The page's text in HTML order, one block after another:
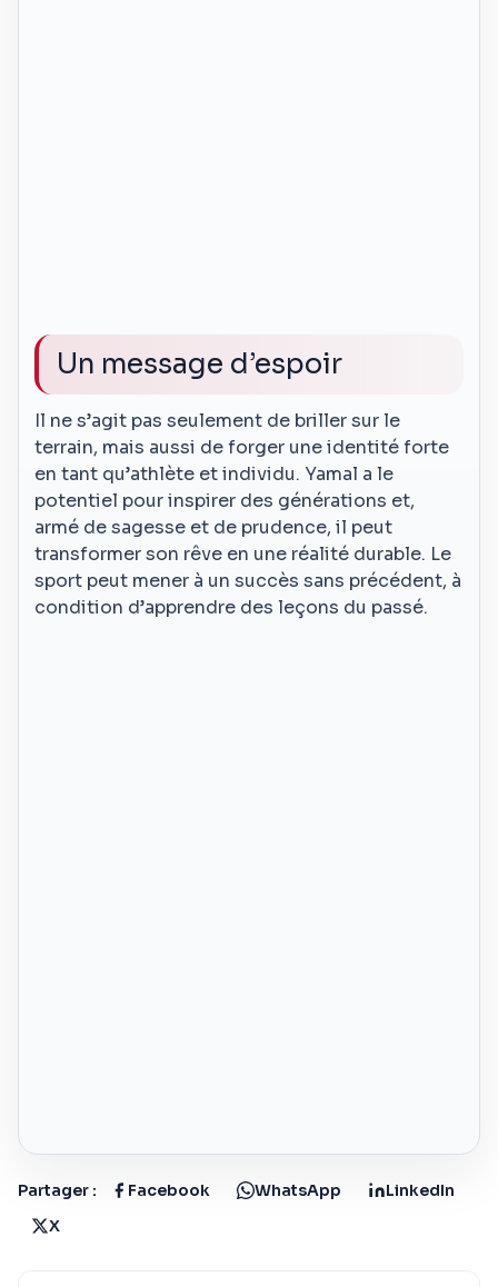
Un message d’espoir
Il ne s’agit pas seulement de briller sur le
terrain, mais aussi de forger une identité forte
en tant qu’athlète et individu. Yamal a le
potentiel pour inspirer des générations et,
armé de sagesse et de prudence, il peut
transformer son rêve en une réalité durable. Le
sport peut mener à un succès sans précédent, à
condition d’apprendre des leçons du passé.
Partager : Facebook WhatsApp
LinkedIn
X